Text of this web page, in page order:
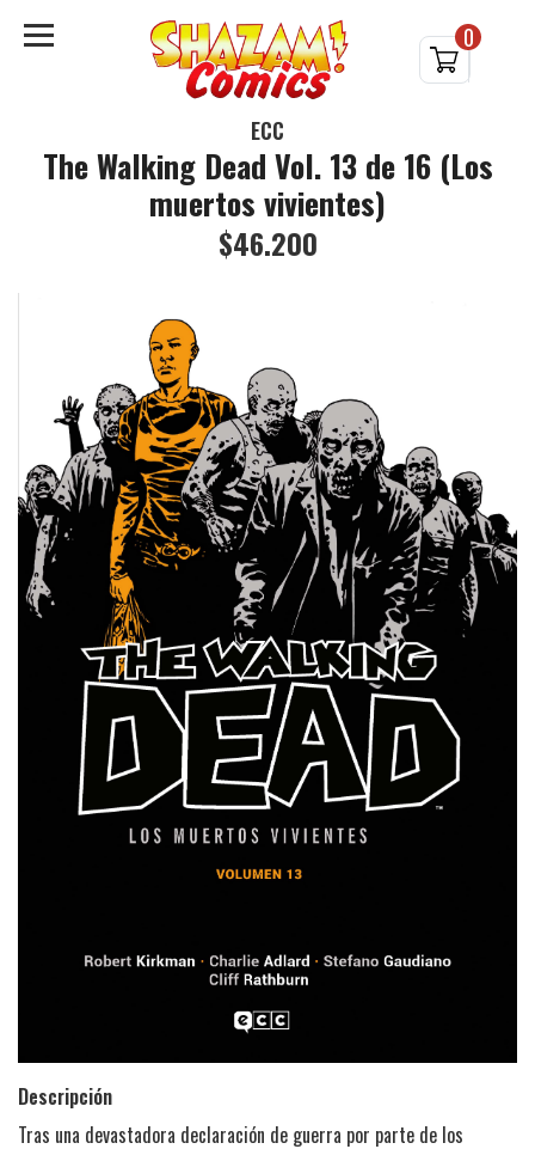
0
ECC
The Walking Dead Vol. 13 de 16 (Los
muertos vivientes)
$46.200
Descripción
Tras una devastadora declaración de guerra por parte de los